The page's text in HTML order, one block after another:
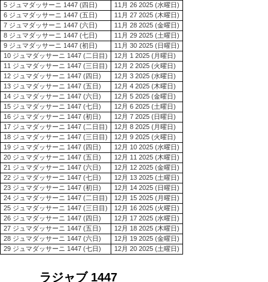
5 ジュマダッサーニ 1447 (四日)
11月 26 2025 (水曜日)
6 ジュマダッサーニ 1447 (五日)
11月 27 2025 (木曜日)
7 ジュマダッサーニ 1447 (六日)
11月 28 2025 (金曜日)
8 ジュマダッサーニ 1447 (七日)
11月 29 2025 (土曜日)
9 ジュマダッサーニ 1447 (初日)
11月 30 2025 (日曜日)
10 ジュマダッサーニ 1447 (二日目)
12月 1 2025 (月曜日)
11 ジュマダッサーニ 1447 (三日目)
12月 2 2025 (火曜日)
12 ジュマダッサーニ 1447 (四日)
12月 3 2025 (水曜日)
13 ジュマダッサーニ 1447 (五日)
12月 4 2025 (木曜日)
14 ジュマダッサーニ 1447 (六日)
12月 5 2025 (金曜日)
15 ジュマダッサーニ 1447 (七日)
12月 6 2025 (土曜日)
16 ジュマダッサーニ 1447 (初日)
12月 7 2025 (日曜日)
17 ジュマダッサーニ 1447 (二日目)
12月 8 2025 (月曜日)
18 ジュマダッサーニ 1447 (三日目)
12月 9 2025 (火曜日)
19 ジュマダッサーニ 1447 (四日)
12月 10 2025 (水曜日)
20 ジュマダッサーニ 1447 (五日)
12月 11 2025 (木曜日)
21 ジュマダッサーニ 1447 (六日)
12月 12 2025 (金曜日)
22 ジュマダッサーニ 1447 (七日)
12月 13 2025 (土曜日)
23 ジュマダッサーニ 1447 (初日)
12月 14 2025 (日曜日)
24 ジュマダッサーニ 1447 (二日目)
12月 15 2025 (月曜日)
25 ジュマダッサーニ 1447 (三日目)
12月 16 2025 (火曜日)
26 ジュマダッサーニ 1447 (四日)
12月 17 2025 (水曜日)
27 ジュマダッサーニ 1447 (五日)
12月 18 2025 (木曜日)
28 ジュマダッサーニ 1447 (六日)
12月 19 2025 (金曜日)
29 ジュマダッサーニ 1447 (七日)
12月 20 2025 (土曜日)
ラジャブ 1447